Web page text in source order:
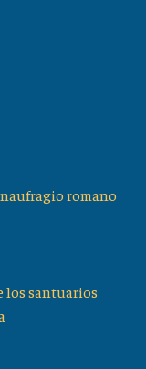
romano
los santuarios